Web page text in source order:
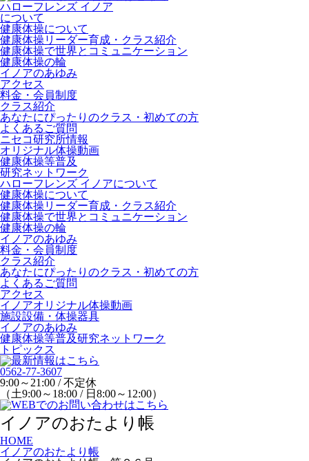
ハローフレンズ イノア
について
健康体操について
健康体操リーダー育成・クラス紹介
健康体操で世界とコミュニケーション
健康体操の輪
イノアのあゆみ
アクセス
料金・会員制度
クラス紹介
あなたにぴったりのクラス・初めての方
よくあるご質問
ニセコ研究所情報
オリジナル体操動画
健康体操等普及
研究ネットワーク
ハローフレンズ イノアについて
健康体操について
健康体操リーダー育成・クラス紹介
健康体操で世界とコミュニケーション
健康体操の輪
イノアのあゆみ
料金・会員制度
クラス紹介
あなたにぴったりのクラス・初めての方
よくあるご質問
アクセス
イノアオリジナル体操動画
施設設備・体操器具
イノアのあゆみ
健康体操等普及研究ネットワーク
トピックス
0562-77-3607
9:00～21:00 / 不定休
（土9:00～18:00 / 日8:00～12:00）
イノアのおたより帳
HOME
イノアのおたより帳